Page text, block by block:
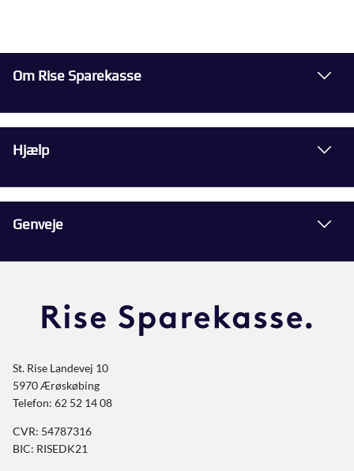
Om Rise Sparekasse
Hjælp
Genveje
St. Rise Landevej 10
5970 Ærøskøbing
Telefon: 62 52 14 08
CVR: 54787316
BIC: RISEDK21